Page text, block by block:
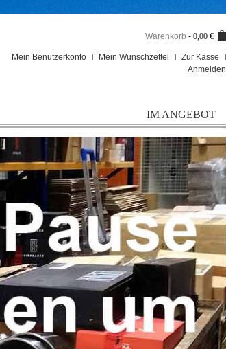
Warenkorb - 0,00 €
Mein Benutzerkonto Mein Wunschzettel
Zur Kasse
Anmelden
IM ANGEBOT